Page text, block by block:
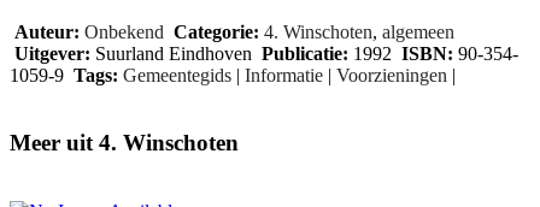
Auteur: Onbekend Categorie: 4. Winschoten, algemeen
Uitgever: Suurland Eindhoven Publicatie: 1992 ISBN: 90-354-
1059-9 Tags: Gemeentegids | Informatie | Voorzieningen |
Meer uit 4. Winschoten